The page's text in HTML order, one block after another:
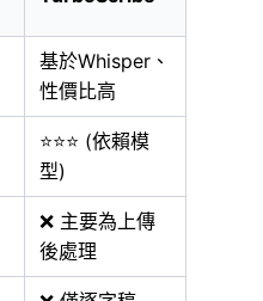
基於Whisper、
性價比高
⭐⭐⭐ (依賴模
型)
❌ 主要為上傳
後處理